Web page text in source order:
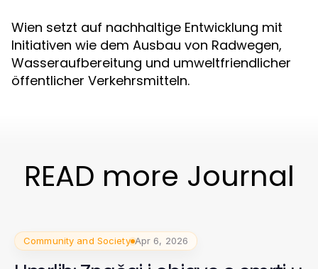
Wien setzt auf nachhaltige Entwicklung mit
Initiativen wie dem Ausbau von Radwegen,
Wasseraufbereitung und umweltfriendlicher
öffentlicher Verkehrsmitteln.
READ more Journal
Community and Society Apr 6, 2026